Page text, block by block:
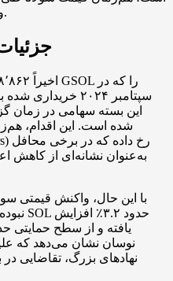
و از حمایت ۱۲۰ دلار بازگشته است.
سپتامبر ۲۰۲۴
شده است. این اقدام،
به‌عنوان نشانه‌ای از کاهش
با این حال، واکنش قیمتی
نوسان نشان می‌دهد که
نهادهای بزرگ، تقاضایی